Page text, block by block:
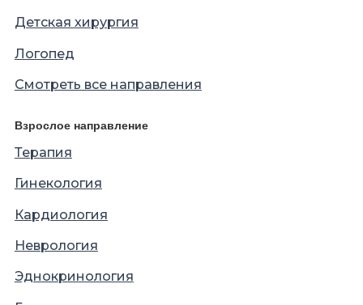
Детская хирургия
Логопед
Смотреть все направления
Взрослое направление
Терапия
Гинекология
Кардиология
Неврология
Эднокринология